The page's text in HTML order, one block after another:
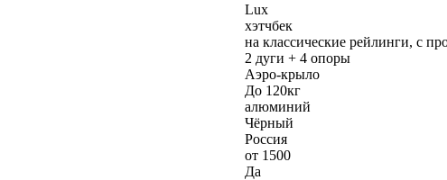
Lux
хэтчбек
на классические рейлинги, с
2 дуги + 4 опоры
Аэро-крыло
До 120кг
алюминий
Чёрный
Россия
от 1500
Да